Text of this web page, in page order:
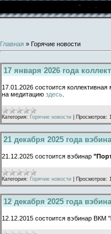
Главная » Горячие новости
17 января 2026 года
17.01.2026 состоится коллективная
на медитацию здесь
Категория: Горячие новости Просмотров:
21 декабря 2025 года
21.12.2025 состоится вэбинар
Категория: Горячие новости Просмотров:
12 декабря 2025 года
12.12.2015 состоится вэбинар ВКМ "